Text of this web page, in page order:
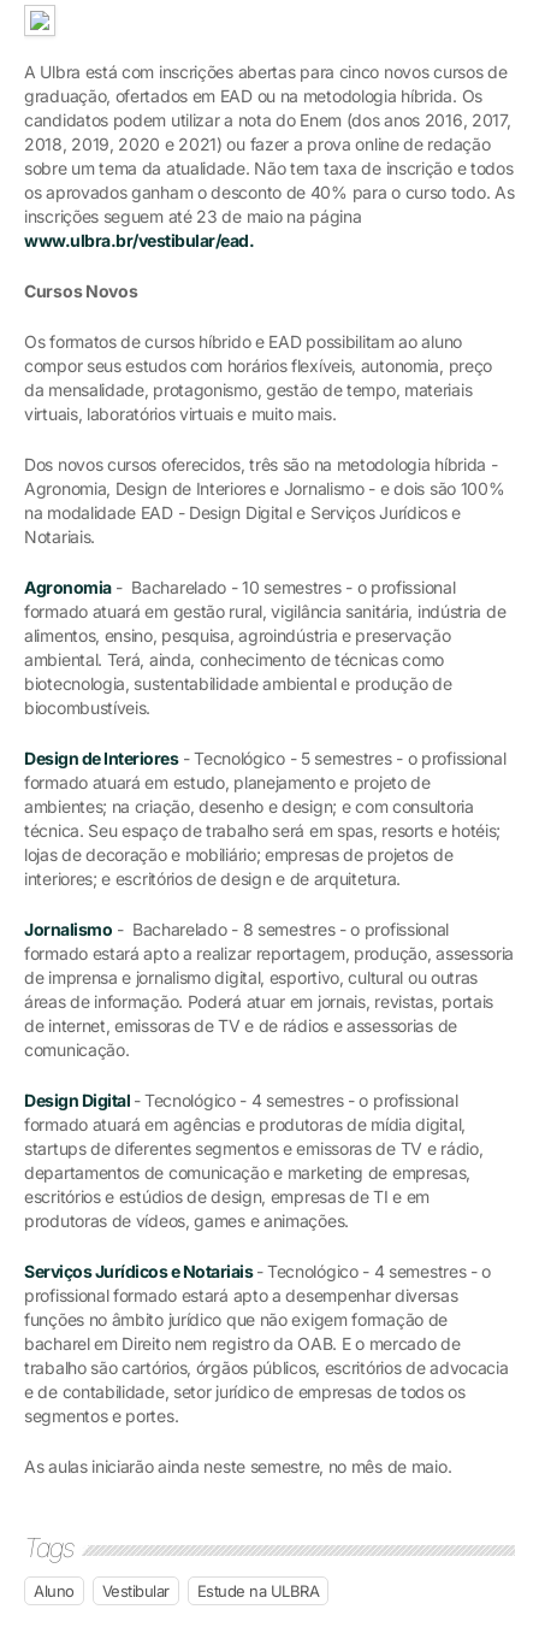
A Ulbra está com inscrições abertas para cinco novos cursos de
graduação, ofertados em EAD ou na metodologia híbrida. Os
candidatos podem utilizar a nota do Enem (dos anos 2016, 2017,
2018, 2019, 2020 e 2021) ou fazer a prova online de redação
sobre um tema da atualidade. Não tem taxa de inscrição e todos
os aprovados ganham o desconto de 40% para o curso todo. As
inscrições seguem até 23 de maio na página
www.ulbra.br/vestibular/ead.
Cursos Novos
Os formatos de cursos híbrido e EAD possibilitam ao aluno
compor seus estudos com horários flexíveis, autonomia, preço
da mensalidade, protagonismo, gestão de tempo, materiais
virtuais, laboratórios virtuais e muito mais.
Dos novos cursos oferecidos, três são na metodologia híbrida -
Agronomia, Design de Interiores e Jornalismo - e dois são 100%
na modalidade EAD - Design Digital e Serviços Jurídicos e
Notariais.
Agronomia- Bacharelado - 10 semestres - o profissional
formado atuará em gestão rural, vigilância sanitária, indústria de
alimentos, ensino, pesquisa, agroindústria e preservação
ambiental. Terá, ainda, conhecimento de técnicas como
biotecnologia, sustentabilidade ambiental e produção de
biocombustíveis.
Design de Interiores- Tecnológico - 5 semestres - o profissional
formado atuará em estudo, planejamento e projeto de
ambientes; na criação, desenho e design; e com consultoria
técnica. Seu espaço de trabalho será em spas, resorts e hotéis;
lojas de decoração e mobiliário; empresas de projetos de
interiores; e escritórios de design e de arquitetura.
Jornalismo - Bacharelado - 8 semestres - o profissional
formado estará apto a realizar reportagem, produção, assessoria
de imprensa e jornalismo digital, esportivo, cultural ou outras
áreas de informação. Poderá atuar em jornais, revistas, portais
de internet, emissoras de TV e de rádios e assessorias de
comunicação.
Design Digital - Tecnológico - 4 semestres - o profissional
formado atuará em agências e produtoras de mídia digital,
startups de diferentes segmentos e emissoras de TV e rádio,
departamentos de comunicação e marketing de empresas,
escritórios e estúdios de design, empresas de TI e em
produtoras de vídeos, games e animações.
Serviços Jurídicos e Notariais - Tecnológico - 4 semestres - o
profissional formado estará apto a desempenhar diversas
funções no âmbito jurídico que não exigem formação de
bacharel em Direito nem registro da OAB. E o mercado de
trabalho são cartórios, órgãos públicos, escritórios de advocacia
e de contabilidade, setor jurídico de empresas de todos os
segmentos e portes.
As aulas iniciarão ainda neste semestre, no mês de maio.
Tags
Aluno Vestibular Estude na ULBRA